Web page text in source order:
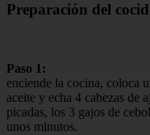
Preparación del
Paso 1:
enciende la cocina, coloca
aceite y echa 4 cabezas de
picadas, los 3 gajos de
unos minutos.